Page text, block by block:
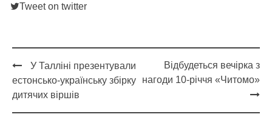
Tweet on twitter
Post
navigation
У Талліні презентували
естонсько-українську збірку
дитячих віршів
Відбудеться вечірка з
нагоди 10-річчя «Читомо»